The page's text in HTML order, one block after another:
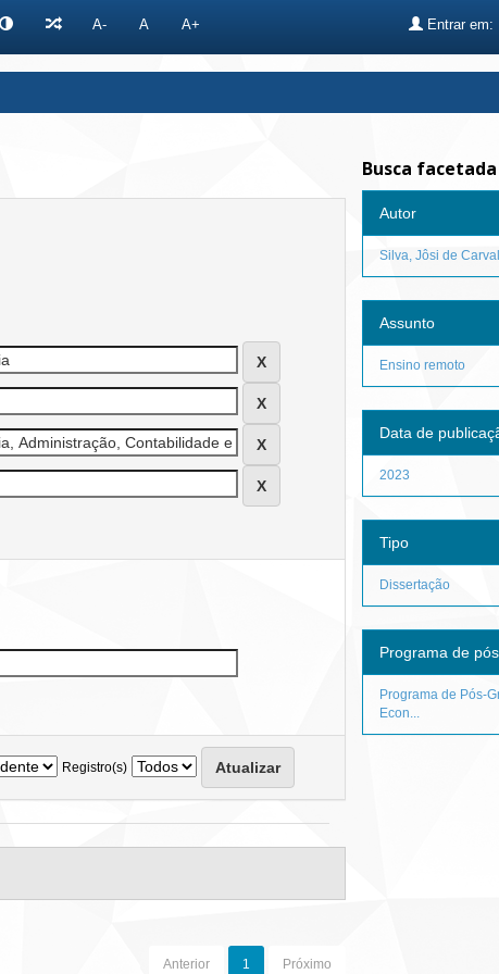
A- A A+ Entrar em:
Registro(s)
Anterior 1 Próximo
Busca facetada
Autor
Silva, Jôsi de
Assunto
Ensino remoto
Data de
2023
Tipo
Dissertação
Programa de
Programa de Pós-
Econ...